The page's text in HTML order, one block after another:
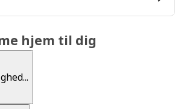
hjem til dig